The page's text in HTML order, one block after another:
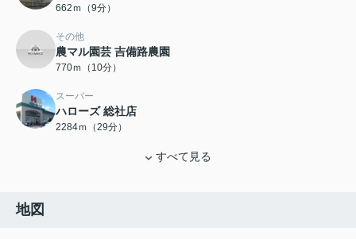
662ｍ（9分）
その他
農マル園芸 吉備路農園
770ｍ（10分）
スーパー
ハローズ 総社店
2284ｍ（29分）
すべて見る
地図